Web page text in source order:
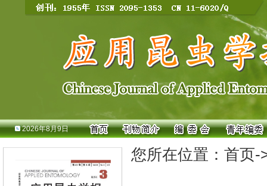
2026年8月9日
您所在位置： 首页-